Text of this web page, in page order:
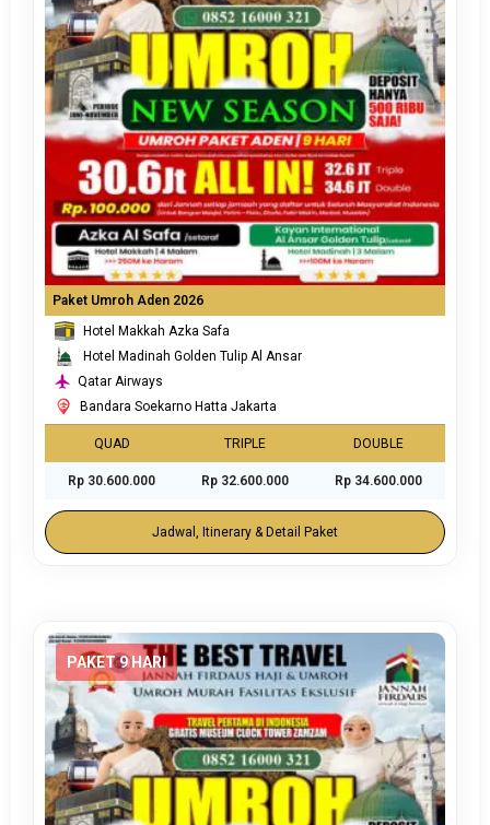
Paket Umroh Aden 2026
Hotel Makkah Azka Safa
Hotel Madinah Golden Tulip Al Ansar
Qatar Airways
Bandara Soekarno Hatta Jakarta
QUAD TRIPLE DOUBLE
Rp 30.600.000 Rp 32.600.000 Rp 34.600.000
Jadwal, Itinerary & Detail Paket
PAKET 9 HARI